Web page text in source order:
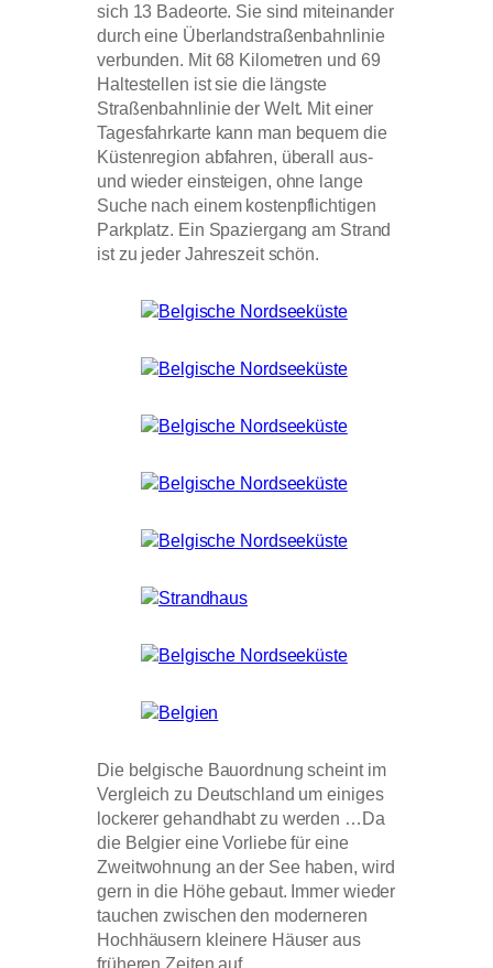
sich 13 Badeorte. Sie sind miteinander
durch eine Überlandstraßenbahnlinie
verbunden. Mit 68 Kilometren und 69
Haltestellen ist sie die längste
Straßenbahnlinie der Welt. Mit einer
Tagesfahrkarte kann man bequem die
Küstenregion abfahren, überall aus-
und wieder einsteigen, ohne lange
Suche nach einem kostenpflichtigen
Parkplatz. Ein Spaziergang am Strand
ist zu jeder Jahreszeit schön.
Die belgische Bauordnung scheint im
Vergleich zu Deutschland um einiges
lockerer gehandhabt zu werden …Da
die Belgier eine Vorliebe für eine
Zweitwohnung an der See haben, wird
gern in die Höhe gebaut. Immer wieder
tauchen zwischen den moderneren
Hochhäusern kleinere Häuser aus
früheren Zeiten auf.